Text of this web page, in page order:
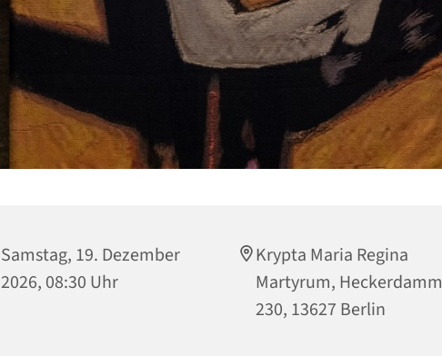
Samstag, 19. Dezember
2026, 08:30 Uhr
Krypta Maria Regina
Martyrum, Heckerdamm
230, 13627 Berlin